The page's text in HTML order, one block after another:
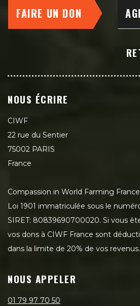
FAIRE UN DON
NOUS ÉCRIRE
CIWF
22 rue du Sentier
75002 PARIS
France
Compassion in World Farming
Loi 1901 immatriculée sous le
SIRET: 80839690700020. Si vous
vos dons à CIWF France sont
dans la limite de 20% de vos revenus.
NOUS APPELER
01 79 97 70 50